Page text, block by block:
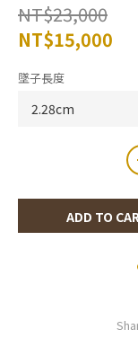
NT$23,000
NT$15,000
墜子長度
ADD TO